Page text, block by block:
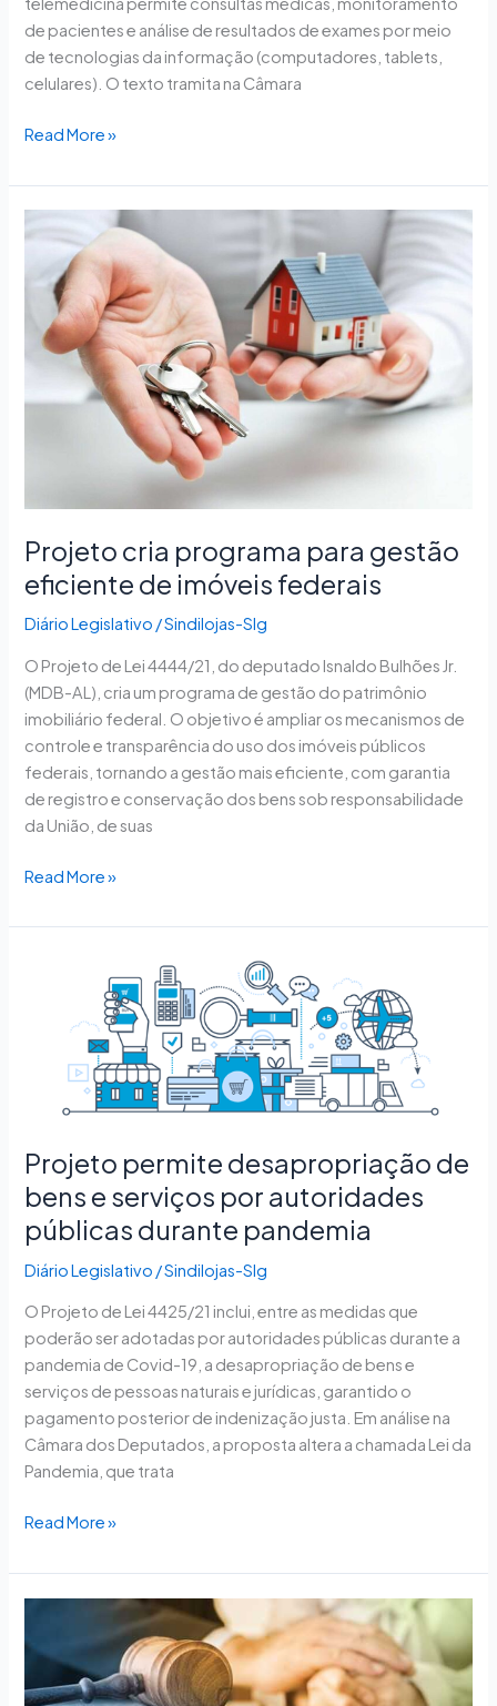
de pacientes e análise de resultados de exames por meio
de tecnologias da informação (computadores, tablets,
celulares). O texto tramita na Câmara
Read More »
Projeto cria programa para gestão
eficiente de imóveis federais
Diário Legislativo /Sindilojas-Slg
O Projeto de Lei 4444/21, do deputado Isnaldo Bulhões Jr.
(MDB-AL), cria um programa de gestão do patrimônio
imobiliário federal. O objetivo é ampliar os mecanismos de
controle e transparência do uso dos imóveis públicos
federais, tornando a gestão mais eficiente, com garantia
de registro e conservação dos bens sob responsabilidade
da União, de suas
programa
para
gestão
eficiente
imóveis
Read More »
Projeto permite desapropriação de
bens e serviços por autoridades
públicas durante pandemia
Diário Legislativo /Sindilojas-Slg
O Projeto de Lei 4425/21 inclui, entre as medidas que
poderão ser adotadas por autoridades públicas durante a
pandemia de Covid-19, a desapropriação de bens e
serviços de pessoas naturais e jurídicas, garantido o
pagamento posterior de indenização justa. Em análise na
Câmara dos Deputados, a proposta altera a chamada Lei da
Pandemia, que trata
desapropriação
por
autoridades
públicas
durante
Read More »
trabalhador
rural